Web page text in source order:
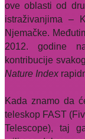
ove oblasti od
istraživanjima –
Njemačke.
2012. godine
kontribucije
Nature Index
Kada znamo da
teleskop FAST
Telescope), taj